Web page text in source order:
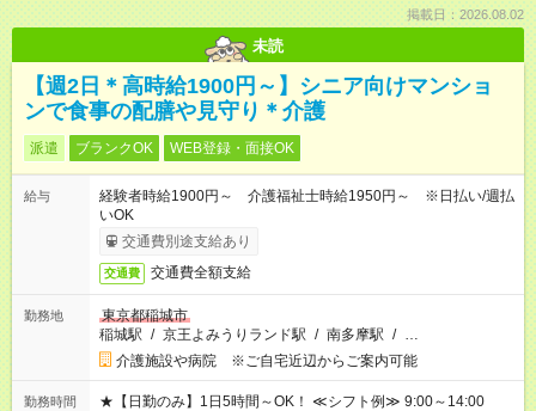
掲載日：2026.08.02
未読
【週2日＊高時給1900円～】シニア向けマンショ
ンで食事の配膳や見守り＊介護
派遣 ブランクOK WEB登録・面接OK
給与
経験者時給1900円～ 介護福祉士時給1950円～ ※日払い/週払
いOK
交通費別途支給あり
交通費 交通費全額支給
勤務地
東京都稲城市
稲城駅 / 京王よみうりランド駅 / 南多摩駅 / …
介護施設や病院 ※ご自宅近辺からご案内可能
勤務時間
★【日勤のみ】1日5時間～OK！ ≪シフト例≫ 9:00～14:00